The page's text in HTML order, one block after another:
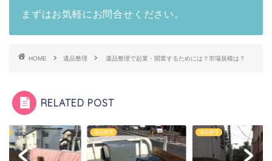
まずはお気軽にお問合せください。
HOME 遺品整理 遺品整理で起業・開業するためには？市場規模は？
RELATED POST
遺品整理 遺品整理